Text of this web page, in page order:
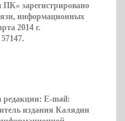
зарегистрировано
информационных
2014 г.
редакции: E-mail:
издания Калядин